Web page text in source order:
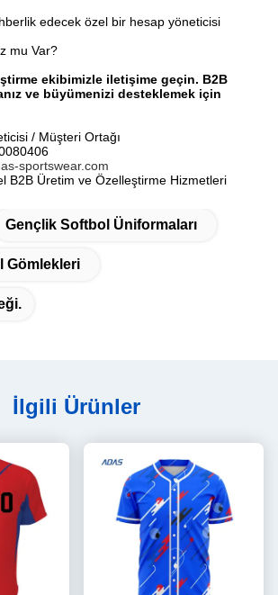
edecek özel bir hesap yöneticisi
mu Var?​
ekibimizle iletişime geçin. B2B
ve büyümenizi desteklemek için
/ Müşteri Ortağı
sportswear.com
B2B Üretim ve Özelleştirme Hizmetleri
Gençlik Softbol Üniformaları
Gömlekleri
İlgili Ürünler